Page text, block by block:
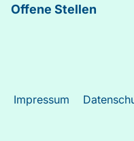
Offene Stellen
Impressum